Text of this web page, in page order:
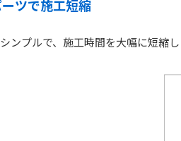
ツで施工短縮
ンプルで、施工時間を大幅に短縮